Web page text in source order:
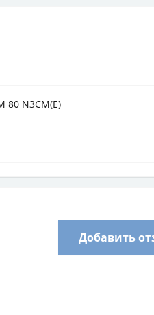
80 N3CM(E)
Добавить